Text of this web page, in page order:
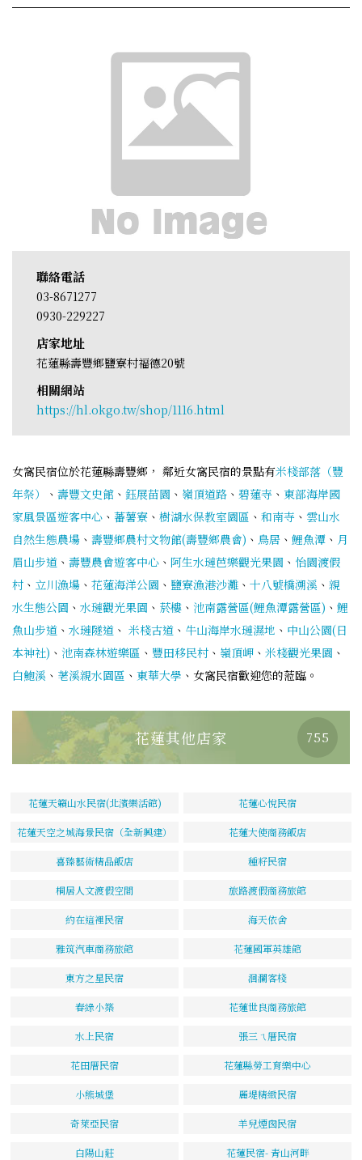
聯絡電話
03-8671277
0930-229227
店家地址
花蓮縣壽豐鄉鹽寮村福德20號
相關網站
https://hl.okgo.tw/shop/1116.html
女窩民宿位於花蓮縣壽豐鄉， 鄰近女窩民宿的景點有米棧部落（豐
年祭）
、 壽豐文史館 、 鈺展苗園 、 嶺頂道路 、 碧蓮寺 、 東部海岸國
家風景區遊客中心 、 蕃薯寮 、 樹湖水保教室園區 、 和南寺 、 雲山水
自然生態農場 、 壽豐鄉農村文物館(壽豐鄉農會) 、 鳥居 、 鯉魚潭 、 月
眉山步道 、 壽豐農會遊客中心 、 阿生水璉芭樂觀光果園 、 怡園渡假
村 、 立川漁場 、 花蓮海洋公園 、 鹽寮漁港沙灘 、 十八號橋溯溪 、 親
水生態公園 、 水璉觀光果園 、 菸樓 、 池南露營區(鯉魚潭露營區) 、 鯉
魚山步道 、 水璉隧道 、 米棧古道 、 牛山海岸水璉濕地 、 中山公園(日
本神社) 、 池南森林遊樂區 、 豐田移民村 、 嶺頂岬 、 米棧觀光果園 、
白鮑溪 、 荖溪親水園區 、 東華大學 、女窩民宿歡迎您的蒞臨。
花蓮其他店家 755
花蓮天籟山水民宿(北濱樂活館) 花蓮心悅民宿
花蓮天空之城海景民宿（全新興建） 花蓮大使商務飯店
喜臻藝術精品飯店 種籽民宿
桐居人文渡假空間 旅路渡假商務旅館
約在這裡民宿 海天依舍
雅筑汽車商務旅館 花蓮國軍英雄館
東方之星民宿 洄瀾客棧
春綠小築 花蓮世良商務旅館
水上民宿 張三ㄟ厝民宿
花田厝民宿 花蓮縣勞工育樂中心
小熊城堡 麗堤精緻民宿
奇萊亞民宿 羊兒煙囪民宿
白陽山莊 花蓮民宿- 青山河畔